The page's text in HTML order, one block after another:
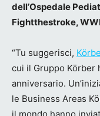
dell’Ospedale
Fightthestroke,
“Tu suggerisci,
cui il Gruppo Körber
anniversario.
le Business Areas
il mondo hanno